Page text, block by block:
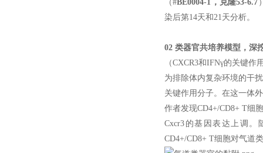
（#BE0004-1，克隆53-6.7
染后第14天和21天分析。
02 类器官共培养模型，深
（CXCR3和IFNγ的关键作
为排除体内复杂环境的干
关键作用分子。在这一体
作者发现CD4+/CD8+ T细
Cxcr3的基因表达上调。
CD4+/CD8+ T细胞对气道